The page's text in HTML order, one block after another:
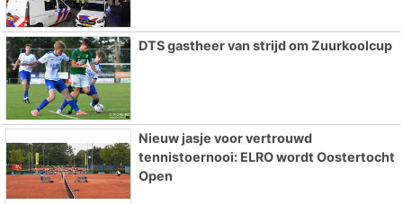
DTS gastheer van strijd om Zuurkoolcup
Nieuw jasje voor vertrouwd
tennistoernooi: ELRO wordt Oostertocht
Open